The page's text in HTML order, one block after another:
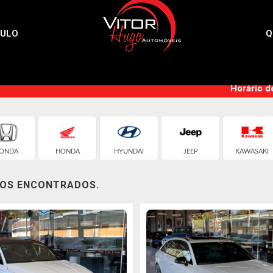
Horário
HONDA HYUNDAI JEEP KAWASAKI
ENCONTRADOS.